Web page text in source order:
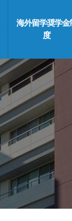
海外留学奨学金
度